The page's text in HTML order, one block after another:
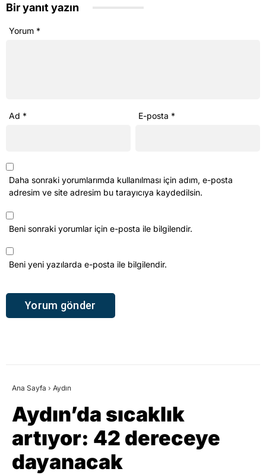
Bir yanıt yazın
Yorum *
Ad * E-posta *
Daha sonraki yorumlarımda kullanılması için adım, e-posta
adresim ve site adresim bu tarayıcıya kaydedilsin.
Beni sonraki yorumlar için e-posta ile bilgilendir.
Beni yeni yazılarda e-posta ile bilgilendir.
Ana Sayfa › Aydın
Aydın’da sıcaklık
artıyor: 42 dereceye
dayanacak